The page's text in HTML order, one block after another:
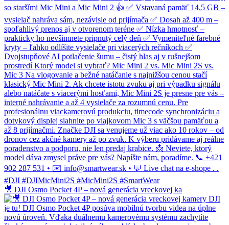
🎥 DJI Osmo Pocket 4P – nová generácia vreckovej ka